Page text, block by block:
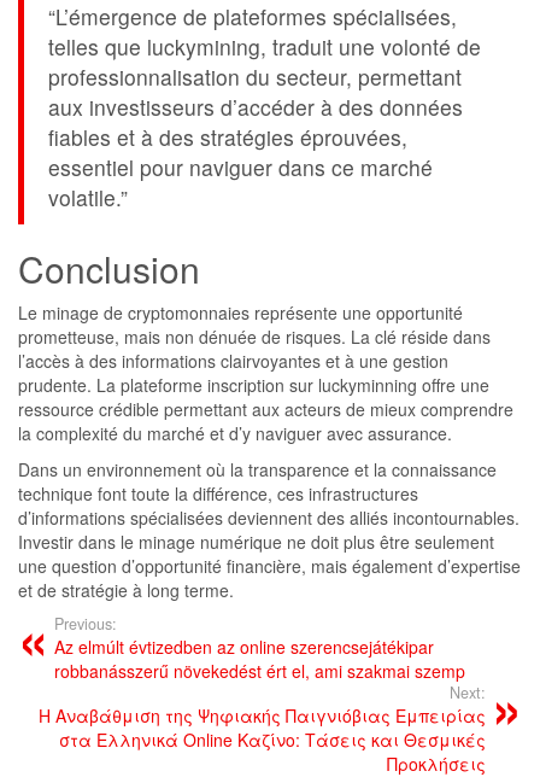
“L’émergence de plateformes spécialisées,
telles que luckymining, traduit une volonté de
professionnalisation du secteur, permettant
aux investisseurs d’accéder à des données
fiables et à des stratégies éprouvées,
essentiel pour naviguer dans ce marché
volatile.”
Conclusion
Le minage de cryptomonnaies représente une opportunité
prometteuse, mais non dénuée de risques. La clé réside dans
l’accès à des informations clairvoyantes et à une gestion
prudente. La plateforme inscription sur luckyminning offre une
ressource crédible permettant aux acteurs de mieux comprendre
la complexité du marché et d’y naviguer avec assurance.
Dans un environnement où la transparence et la connaissance
technique font toute la différence, ces infrastructures
d’informations spécialisées deviennent des alliés incontournables.
Investir dans le minage numérique ne doit plus être seulement
une question d’opportunité financière, mais également d’expertise
et de stratégie à long terme.
Previous:
Az elmúlt évtizedben az online szerencsejátékipar
robbanásszerű növekedést ért el, ami szakmai szemp
Next:
Η Αναβάθμιση της Ψηφιακής Παιγνιόβιας Εμπειρίας
στα Ελληνικά Online Καζίνο: Τάσεις και Θεσμικές
Προκλήσεις